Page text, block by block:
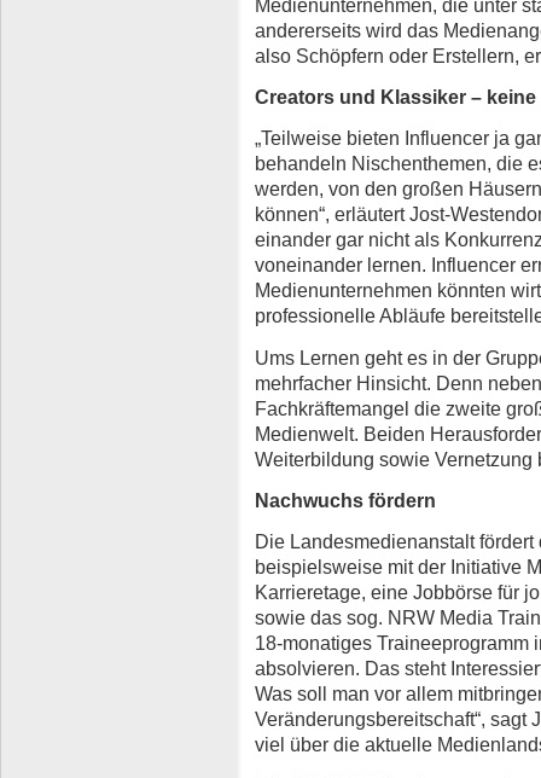
Medienunternehmen, die unter
andererseits wird das
also Schöpfern oder Erstellern,
Creators und Klassiker –
„Teilweise bieten Influencer ja
behandeln Nischenthemen, die
werden, von den großen
können“, erläutert Jost-
einander gar nicht als
voneinander lernen. Influencer
Medienunternehmen könnten
professionelle Abläufe
Ums Lernen geht es in der
mehrfacher Hinsicht. Denn
Fachkräftemangel die zweite
Medienwelt. Beiden
Weiterbildung sowie Vernetzung
Nachwuchs fördern
Die Landesmedienanstalt
beispielsweise mit der Initiative
Karrieretage, eine Jobbörse für
sowie das sog. NRW Media
18-monatiges Traineeprogramm
absolvieren. Das steht
Was soll man vor allem
Veränderungsbereitschaft“, sagt
viel über die aktuelle